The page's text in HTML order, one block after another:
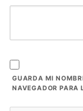
GUARDA MI
NAVEGADOR PARA